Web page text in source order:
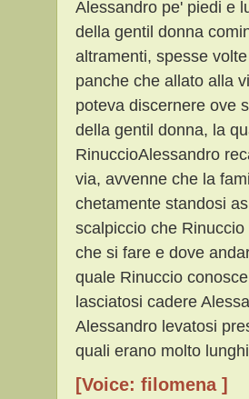
Alessandro pe' piedi e
della gentil donna
altramenti, spesse
panche che allato alla
poteva discernere ove
della gentil donna, la
RinuccioAlessandro
via, avvenne che la
chetamente standosi
scalpiccio che
che si fare e dove
quale Rinuccio
lasciatosi cadere
Alessandro levatosi
quali erano molto
[Voice: filomena ]